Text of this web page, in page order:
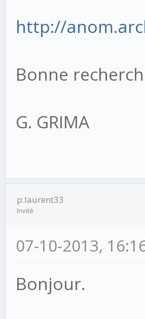
http://
Bonne
G. GRIMA
p.laurent33
Invité
07-10-2013,
Bonjour.